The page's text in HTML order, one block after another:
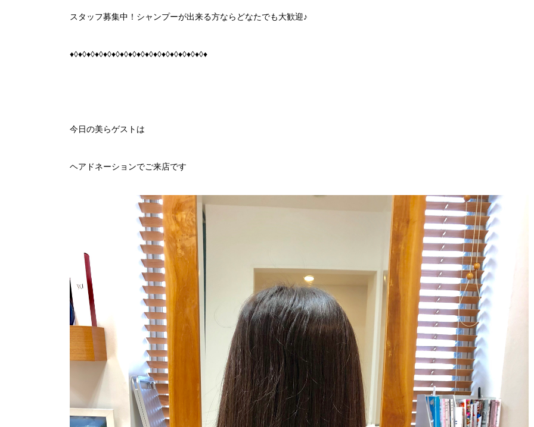
スタッフ募集中！シャンプーが出来る方ならどなたでも大歓迎♪
♦◊♦◊♦◊♦◊♦◊♦◊♦◊♦◊♦◊♦◊♦◊♦◊♦◊♦◊♦◊♦◊♦
今日の美らゲストは
ヘアドネーションでご来店です